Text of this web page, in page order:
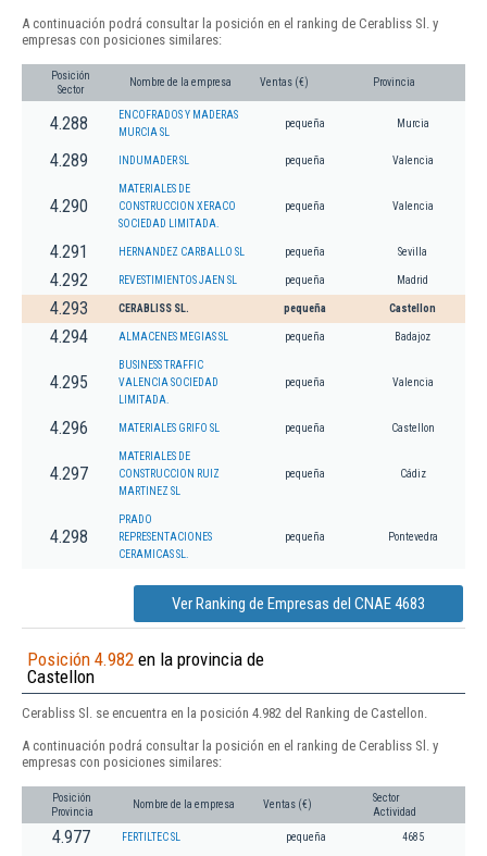
A continuación podrá consultar la posición en el ranking de Cerabliss Sl. y
empresas con posiciones similares:
Posición
Sector
Nombre de la empresa Ventas (€) Provincia
4.288
ENCOFRADOS Y MADERAS
MURCIA SL
pequeña Murcia
4.289 INDUMADER SL pequeña Valencia
4.290
MATERIALES DE
CONSTRUCCION XERACO
SOCIEDAD LIMITADA.
pequeña Valencia
4.291 HERNANDEZ CARBALLO SL pequeña Sevilla
4.292 REVESTIMIENTOS JAEN SL pequeña Madrid
4.293 CERABLISS SL. pequeña Castellon
4.294 ALMACENES MEGIAS SL pequeña Badajoz
4.295
BUSINESS TRAFFIC
VALENCIA SOCIEDAD
LIMITADA.
pequeña Valencia
4.296 MATERIALES GRIFO SL pequeña Castellon
4.297
MATERIALES DE
CONSTRUCCION RUIZ
MARTINEZ SL
pequeña Cádiz
4.298
PRADO
REPRESENTACIONES
CERAMICAS SL.
pequeña Pontevedra
Ver Ranking de Empresas del CNAE 4683
Posición 4.982 en la provincia de
Castellon
Cerabliss Sl. se encuentra en la posición 4.982 del Ranking de Castellon.
A continuación podrá consultar la posición en el ranking de Cerabliss Sl. y
empresas con posiciones similares:
Posición
Provincia
Nombre de la empresa Ventas (€)
Sector
Actividad
4.977 FERTILTEC SL pequeña 4685